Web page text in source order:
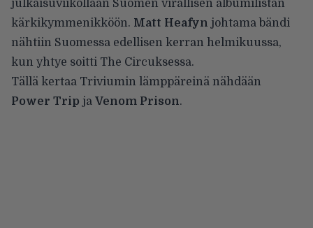
julkaisuviikollaan Suomen virallisen albumilistan
kärkikymmenikköön. Matt Heafyn johtama bändi
nähtiin Suomessa edellisen kerran helmikuussa,
kun yhtye soitti The Circuksessa.
Tällä kertaa Triviumin lämppäreinä nähdään
Power Trip ja Venom Prison.